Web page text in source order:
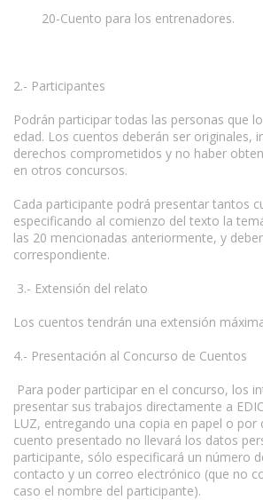
20-Cuento para los entrenadores.
2.- Participantes
Podrán participar todas las personas que
edad. Los cuentos deberán ser originales,
derechos comprometidos y no haber
en otros concursos.
Cada participante podrá presentar tantos
especificando al comienzo del texto la
las 20 mencionadas anteriormente, y
correspondiente.
3.- Extensión del relato
Los cuentos tendrán una extensión
4.- Presentación al Concurso de Cuentos
Para poder participar en el concurso, los
presentar sus trabajos directamente a
LUZ, entregando una copia en papel o por
cuento presentado no llevará los datos
participante, sólo especificará un número
contacto y un correo electrónico (que no
caso el nombre del participante).